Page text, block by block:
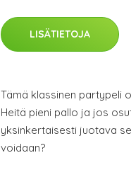
LISÄTIETOJA
Tämä klassinen partypeli
Heitä pieni pallo ja jos
yksinkertaisesti juotava
voidaan?